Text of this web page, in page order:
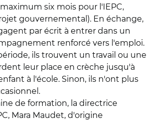
six mois pour l'IEPC,
gouvernemental). En échange,
par écrit à entrer dans un
renforcé vers l'emploi.
ils trouvent un travail ou une
leur place en crèche jusqu'à
à l'école. Sinon, ils n'ont plus
de formation, la directrice
Mara Maudet, d'origine